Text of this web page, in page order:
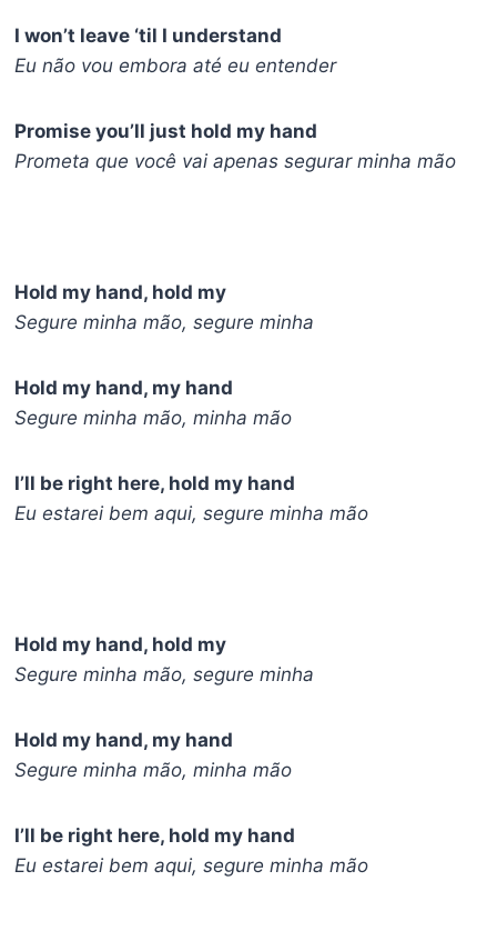
I won’t leave ‘til I understand
Eu não vou embora até eu entender
Promise you’ll just hold my hand
Prometa que você vai apenas segurar minha mão
Hold my hand, hold my
Segure minha mão, segure minha
Hold my hand, my hand
Segure minha mão, minha mão
I’ll be right here, hold my hand
Eu estarei bem aqui, segure minha mão
Hold my hand, hold my
Segure minha mão, segure minha
Hold my hand, my hand
Segure minha mão, minha mão
I’ll be right here, hold my hand
Eu estarei bem aqui, segure minha mão